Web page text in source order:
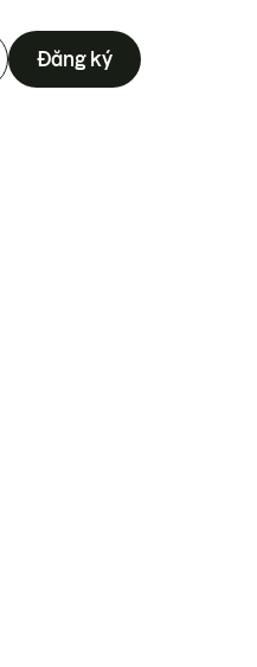
Đăng ký